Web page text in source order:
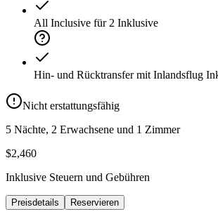
All Inclusive für 2 Inklusive
Hin- und Rücktransfer mit Inlandsflug
Nicht erstattungsfähig
5 Nächte, 2 Erwachsene und 1 Zimmer
$2,460
Inklusive Steuern und Gebühren
Preisdetails Reservieren